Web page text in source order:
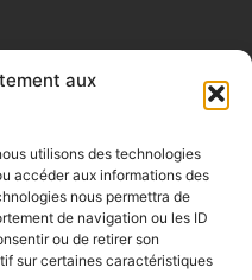
aux
utilisons des technologies
accéder aux informations des
nous permettra de
de navigation ou les ID
ou de retirer son
sur certaines caractéristiques
– Apt12 – 31200